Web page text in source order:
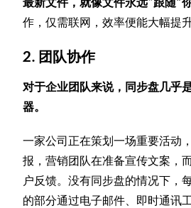
作，仅需联网，效率便能大幅提升
2. 团队协作
对于企业团队来说，同步盘几乎
器。
一家公司正在策划一场重要活动
报，营销团队在准备宣传文案，
户反馈。没有同步盘的情况下，
的部分通过电子邮件、即时通讯